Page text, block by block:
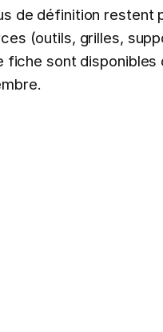
de définition restent
(outils, grilles,
fiche sont disponibles